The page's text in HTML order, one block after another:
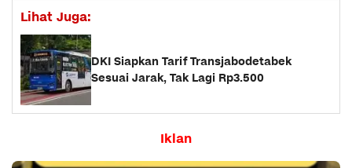
Lihat Juga:
DKI Siapkan Tarif Transjabodetabek
Sesuai Jarak, Tak Lagi Rp3.500
Iklan